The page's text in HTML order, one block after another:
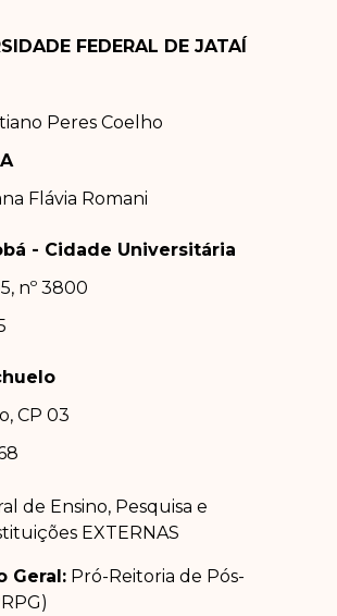
FEDERAL DE JATAÍ
Peres Coelho
Flávia Romani
- Cidade Universitária
nº 3800
CP 03
de Ensino, Pesquisa e
EXTERNAS
Geral: Pró-Reitoria de Pós-